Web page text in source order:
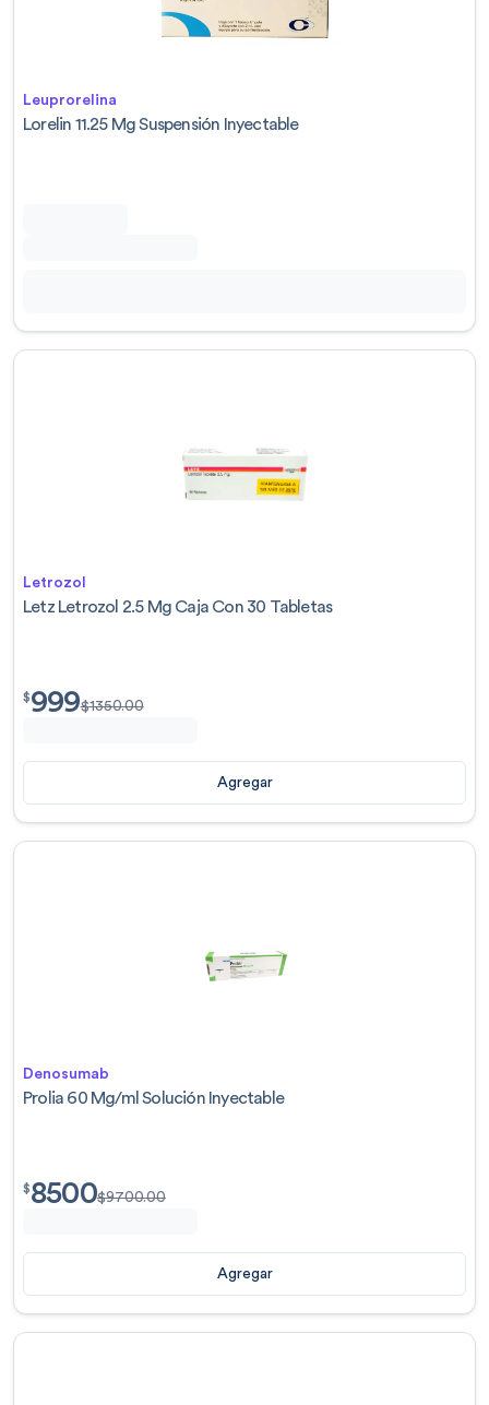
Leuprorelina
Lorelin 11.25 Mg Suspensión Inyectable
Letrozol
Letz Letrozol 2.5 Mg Caja Con 30 Tabletas
$999.00
$999$1350.00
Agregar
Denosumab
Prolia 60 Mg/ml Solución Inyectable
$8500.00
$8500$9700.00
Agregar